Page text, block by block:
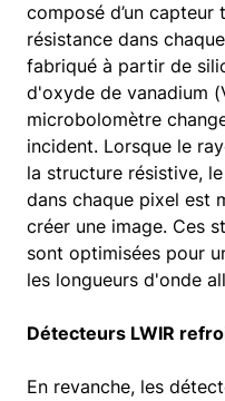
composé d’un capteur
résistance dans
fabriqué à partir de
d'oxyde de vanadium
microbolomètre
incident. Lorsque le
la structure résistive,
dans chaque pixel est
créer une image. Ces
sont optimisées pour
les longueurs d'onde
Détecteurs LWIR
En revanche, les